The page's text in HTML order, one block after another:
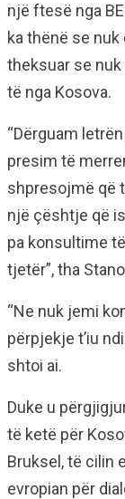
një ftesë nga
ka thënë se
theksuar se
të nga Kosova.
“Dërguam
presim të
shpresojmë që
një çështje që
pa konsultime
tjetër”, tha
“Ne nuk jemi
përpjekje t’iu
shtoi ai.
Duke u
të ketë për
Bruksel, të cilin
evropian për